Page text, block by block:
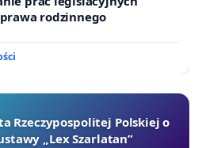
rodzinnego
Rzeczypospolitej Polskiej o
„Lex Szarlatan”